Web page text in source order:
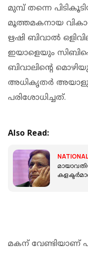
മുമ്പ് തന്നെ
മൂത്തമകനായ
ഋഷി ബിവാൽ
ഇയാളെയും
ബിവാലിന്റെ
അധികൃതർ
പരിശോധിച്ചത്.
Also Read:
മകന് വേണ്ടിയാണ്